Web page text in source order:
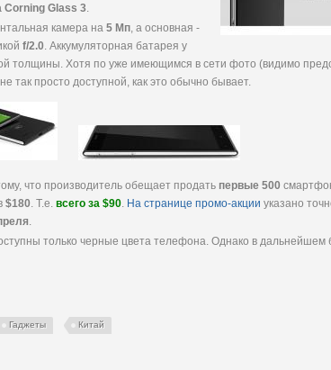
Corning Glass 3
камера на 5 Мп , а основная -
f/2.0 . Аккумуляторная батарея у
толщины. Хотя по уже имеющимся в сети фото (видимо
так просто доступной, как это обычно бывает.
что производитель обещает продать первые 500
$180 . Т.е. всего за $90 На странице промо-акции указано
только черные цвета телефона. Однако в дальнейшем
Гаджеты Китай